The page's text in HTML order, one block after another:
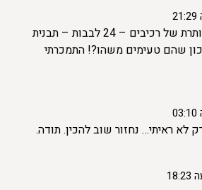
כתוב צביוש – ליד הכותרת של רכיבים – 24 לבבות – תבנית
שהם טעימים משהו?! התמכרתי
לא ראיתי… נחזור שוב להכין. תודה.